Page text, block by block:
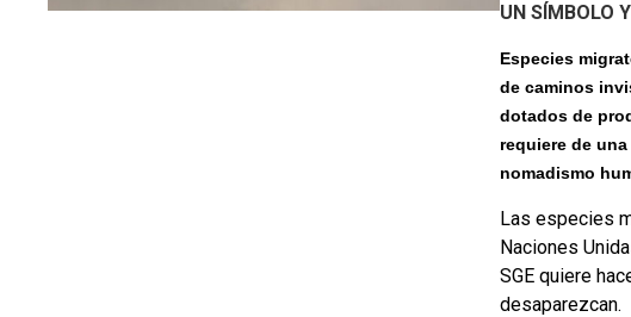
UN SÍMBOLO
Especies
de caminos
dotados de
requiere de
nomadismo
Las especies
Naciones
SGE quiere
desaparezcan.